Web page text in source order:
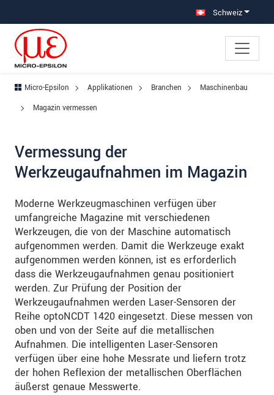
Schweiz
Micro-Epsilon Applikationen Branchen
Maschinenbau
Magazin vermessen
Vermessung der
Werkzeugaufnahmen im Magazin
Moderne Werkzeugmaschinen verfügen über
umfangreiche Magazine mit verschiedenen
Werkzeugen, die von der Maschine automatisch
aufgenommen werden. Damit die Werkzeuge exakt
aufgenommen werden können, ist es erforderlich
dass die Werkzeugaufnahmen genau positioniert
werden. Zur Prüfung der Position der
Werkzeugaufnahmen werden Laser-Sensoren der
Reihe optoNCDT 1420 eingesetzt. Diese messen von
oben und von der Seite auf die metallischen
Aufnahmen. Die intelligenten Laser-Sensoren
verfügen über eine hohe Messrate und liefern trotz
der hohen Reflexion der metallischen Oberflächen
äußerst genaue Messwerte.